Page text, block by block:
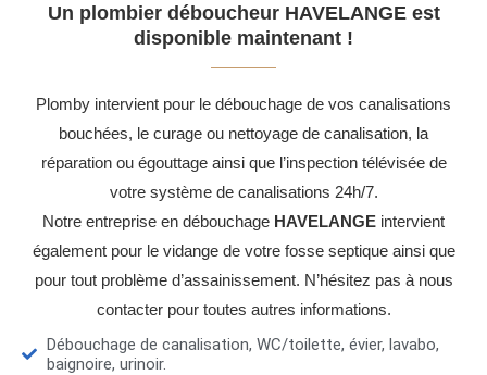
Un plombier déboucheur HAVELANGE est
disponible maintenant !
Plomby intervient pour le débouchage de vos canalisations
bouchées, le curage ou nettoyage de canalisation, la
réparation ou égouttage ainsi que l’inspection télévisée de
votre système de canalisations 24h/7.
Notre entreprise en débouchage HAVELANGE intervient
également pour le vidange de votre fosse septique ainsi que
pour tout problème d’assainissement. N’hésitez pas à nous
contacter pour toutes autres informations.
Débouchage de canalisation, WC/toilette, évier, lavabo,
baignoire, urinoir.